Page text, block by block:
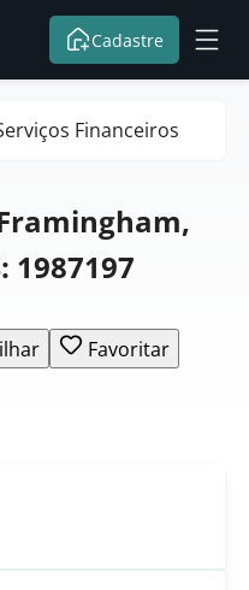
Cadastre
Financeiros
1987197
Favoritar